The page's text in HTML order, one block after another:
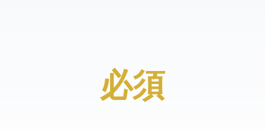
#N1必須